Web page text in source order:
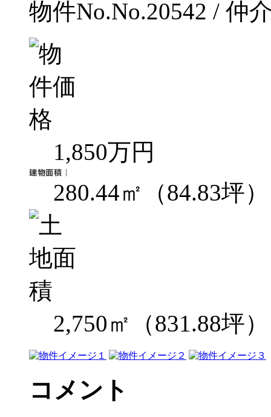
物件No.No.20542 / 仲
1,850万円
280.44㎡（84.83坪）
2,750㎡（831.88坪）
コメント